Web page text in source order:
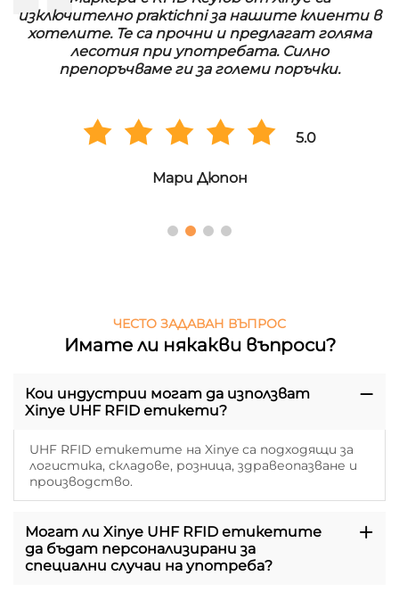
изключително praktichni за нашите клиенти в
хотелите. Те са прочни и предлагат голяма
лесотия при употребата. Силно
препоръчваме ги за големи поръчки.
5.0
Мари Дюпон
ЧЕСТО ЗАДАВАН ВЪПРОС
Имате ли някакви въпроси?
Кои индустрии могат да използват
Xinye UHF RFID етикети?
UHF RFID етикетите на Xinye са подходящи за
логистика, складове, розница, здравеопазване и
производство.
Могат ли Xinye UHF RFID етикетите
да бъдат персонализирани за
специални случаи на употреба?